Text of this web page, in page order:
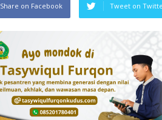
Share on Facebook Tweet on